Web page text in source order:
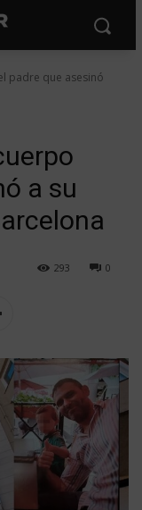
padre que asesinó
a su
0
293